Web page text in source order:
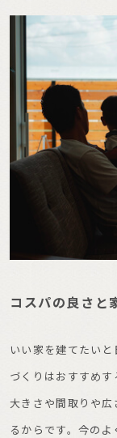
コスパの良さと
いい家を建てたい
づくりはおすすめ
大きさや間取りや
るからです。今の